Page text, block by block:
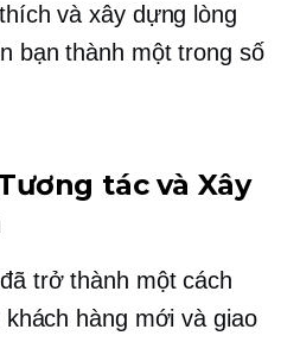
và xây dựng lòng
bạn thành một trong số
tác và Xây
trở thành một cách
hàng mới và giao